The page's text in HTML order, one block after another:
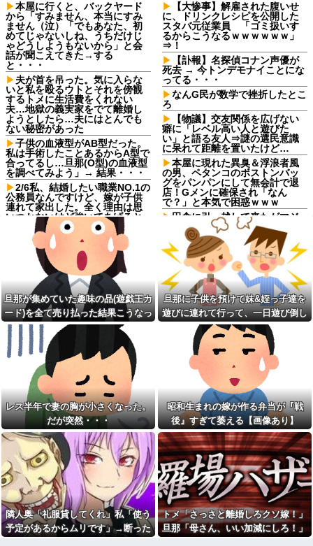
本屋に行くと、バックヤード
から「すみません、本当にすみ
ません（泣）「でもあなた、初
めてじゃないしね、うちだけじ
ゃどうしようもないから」と会
話が聞こえてきた→する
と・・・
夫が首を吊った。気に入らな
いと私を殴るウトとそれを傍観
するトメに生活費をくれない
夫…地獄の義実家をでて離婚し
ようとしたら…夫にはとんでも
ない秘密があった
子供の血液型がAB型だった。
私は手術したことあるからA型で
合ってるし…旦那(O型)の血液型
を調べてみよう」→ 結果・・・
2/6私、結婚したい職業NO.1の
公務員なんですけど、嫁が子供
連れて家出した。全く理由は思
いつかないけど強いてあげると
すれば母のせいかもしれない。
嫁のせいでアトピー悪化しそう
スーパーで小エビの天ぷら
（１２尾入り４８０円）を買っ
た。レジ係の人「５７６０円で
す」私「えっ！？間違いじゃな
いですか？」レジ「いや、４８...
ミスドで隣の席の女性二人の
会話が聞こえてきた。その内容
が、旦那と離婚したくてでっち
上げのDV証拠を...
出された物を食べずに文句ば
っかりの子供にうんざり。もう
毎日冷凍チャーハンとコーンフ
レークでいいかな？
【画像】居酒屋さん、6人で長
居して会計4939円しか使わない
客にお気持ち表明してしまう←
コレどっちが悪いん
や？？？？？？
イーロン・マスク「中国のロ
ボットはデタラメで遠隔操作し
てるだけ」
【超朗報】スクールドッグを
導入した学校、不登校が激減
→JK「犬のために学校行きたく
なる」
【画像】森高千里(55) 「ミニ
【大惨事】解雇された腹いせ
に、ドリンクレシピを公開した
スタバ元従業員 「ゴミ扱いす
るからこうなるｗｗｗｗｗｗ」
⇒！
【訃報】名探偵コナン声優が
死去 → 今トンデモナイことにな
ってる・・・
なんG民が数学で挫折したとこ
ろ
【物議】交友関係を広げない
癖に「レベル高い人と遊びた
い」と語る友人⇒謎の選民意識
に呆れて距離を置いたけど…
本屋に現れた異臭＆浮浪者風
の男、ペタンコのボストンバッ
グをパンパンにして無会計で退
店！Gメンに確保され「なん
で？」と本気で困惑ｗｗｗ
田舎に引っ越して来たがマジ
でなんもねえな
配送の仕事に入ってきた年配
女性。この人の運転が酷い。対
向避けの場所がところどころに
ある様な、見通しの悪いギリギ
リの村落の中の道を40〜50キロ
で走り抜ける
サークルの先輩方の子を次々
と妊娠。3回堕したせいか、結婚
してから子供は出来なかった。
【ウマ娘】ウマ娘バスト
TOP20他
私「そのマンガ面白い？」友
達「読めばわかるよ」→感想を
聞きたかっただけなのに話が噛
み合わなくて…
【腹筋崩壊】見た瞬間吹いた
画像を貼っていくスレｗｗｗｗ
彼女とイタリア旅行にいった
とき、ナイフを持った若者に囲
まれた。とっさの一言が予想外
の展開を呼ぶことになって…
ﾏｸﾄﾞでｷﾞｬﾙﾏﾏ軍団がｶﾞｷを放っ
て動物園。ワシ「自分らのママ
にもっと遊んで欲しいやん
な？」ｶﾞｷ「遊んでほしい」ワシ
「魔法の言葉があるよ」。結
果、阿鼻叫喚ww
【修羅場】父の浮気相手がま
旦那が集めていた趣味の品(遊戯王カ
ード)を全て売り払った結果こうなっ
た
旦那に子供を預けて妹&姪っ子達を
遊びに連れて行って、一日遊び倒し
た。すると、旦那と喧嘩になってし
まい...
レス半年で妻の胸が小さくなった。
だが突然・・・
昭和生まれの嫁が作る弁当が『戦
後』すぎて萎える【画像あり】
隣人奥「礼服貸してくれ」私「使う
予定があるからムリです」→断った
トメ「さっさと離婚しろクソ嫁！」
旦那「母さん、いい加減にしろ！」